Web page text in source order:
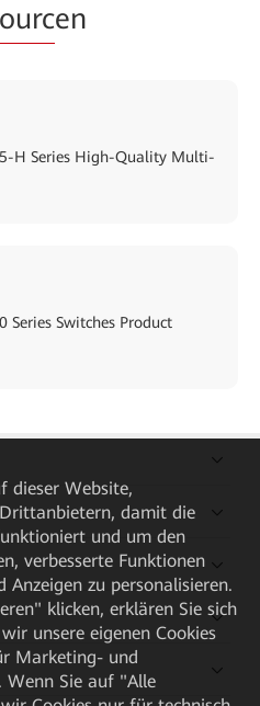
en
H Series High-Quality Multi-
Series Switches Product
dieser Website,
damit die
und um den
verbesserte Funktionen
zu personalisieren.
klicken, erklären Sie sich
unsere eigenen Cookies
Marketing- und
Wenn Sie auf "Alle